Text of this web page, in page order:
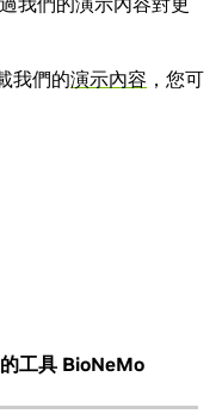
我們的演示內容 ，您可
工具 BioNeMo